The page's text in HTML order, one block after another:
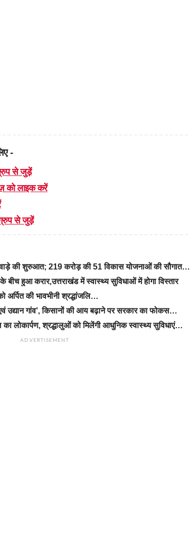
-
से जुड़ें
को लाइक करें
से जुड़ें
की शुरुआत; 219 करोड़ की 51 विकास योजनाओं की सौगात…
हुआ करार,उत्तराखंड में स्वास्थ्य सुविधाओं में होगा विस्तार
अर्पित की भावभीनी श्रद्धांजलि…
उद्यान गांव’, किसानों की आय बढ़ाने पर सरकार का फोकस…
का लोकार्पण, श्रद्धालुओं को मिलेंगी आधुनिक स्वास्थ्य सुविधाएं…
ADVERTISEMENT